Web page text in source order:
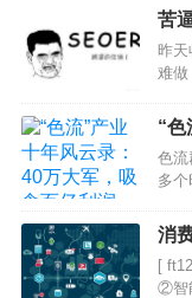
现已
户
极
苦
昨
难做
发展
做
咨
“色
百
色流
多
润来
转载
意
消
智
[
②智